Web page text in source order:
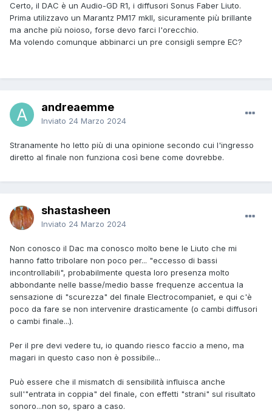
Certo, il DAC è un Audio-GD R1, i diffusori Sonus Faber Liuto.
Prima utilizzavo un Marantz PM17 mkII, sicuramente più brillante
ma anche più noioso, forse devo farci l'orecchio.
Ma volendo comunque abbinarci un pre consigli sempre EC?
andreaemme
Inviato 24 Marzo 2024
Stranamente ho letto più di una opinione secondo cui l'ingresso
diretto al finale non funziona così bene come dovrebbe.
shastasheen
Inviato 24 Marzo 2024
Non conosco il Dac ma conosco molto bene le Liuto che mi
hanno fatto tribolare non poco per... "eccesso di bassi
incontrollabili", probabilmente questa loro presenza molto
abbondante nelle basse/medio basse frequenze accentua la
sensazione di "scurezza" del finale Electrocompaniet, e qui c'è
poco da fare se non intervenire drasticamente (o cambi diffusori
o cambi finale...).
Per il pre devi vedere tu, io quando riesco faccio a meno, ma
magari in questo caso non è possibile...
Può essere che il mismatch di sensibilità influisca anche
sull'"entrata in coppia" del finale, con effetti "strani" sul risultato
sonoro...non so, sparo a caso.